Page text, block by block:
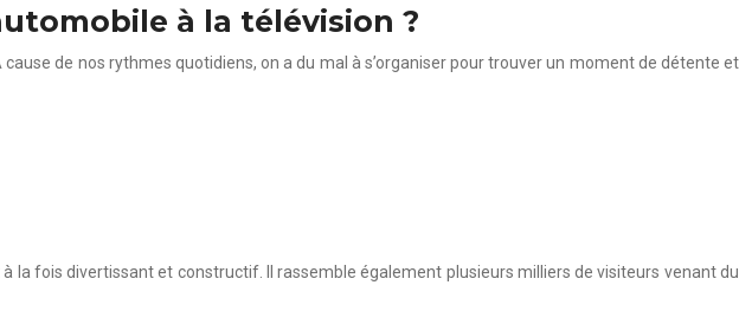
à la télévision ?
de nos rythmes quotidiens, on a du mal à s’organiser pour trouver un moment de détente et
la fois divertissant et constructif. Il rassemble également plusieurs milliers de visiteurs venant du